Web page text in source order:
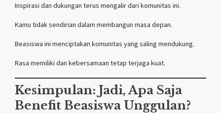
Inspirasi dan dukungan terus mengalir dari komunitas ini.
Kamu tidak sendirian dalam membangun masa depan.
Beasiswa ini menciptakan komunitas yang saling mendukung.
Rasa memiliki dan kebersamaan tetap terjaga kuat.
Kesimpulan: Jadi, Apa Saja
Benefit Beasiswa Unggulan?